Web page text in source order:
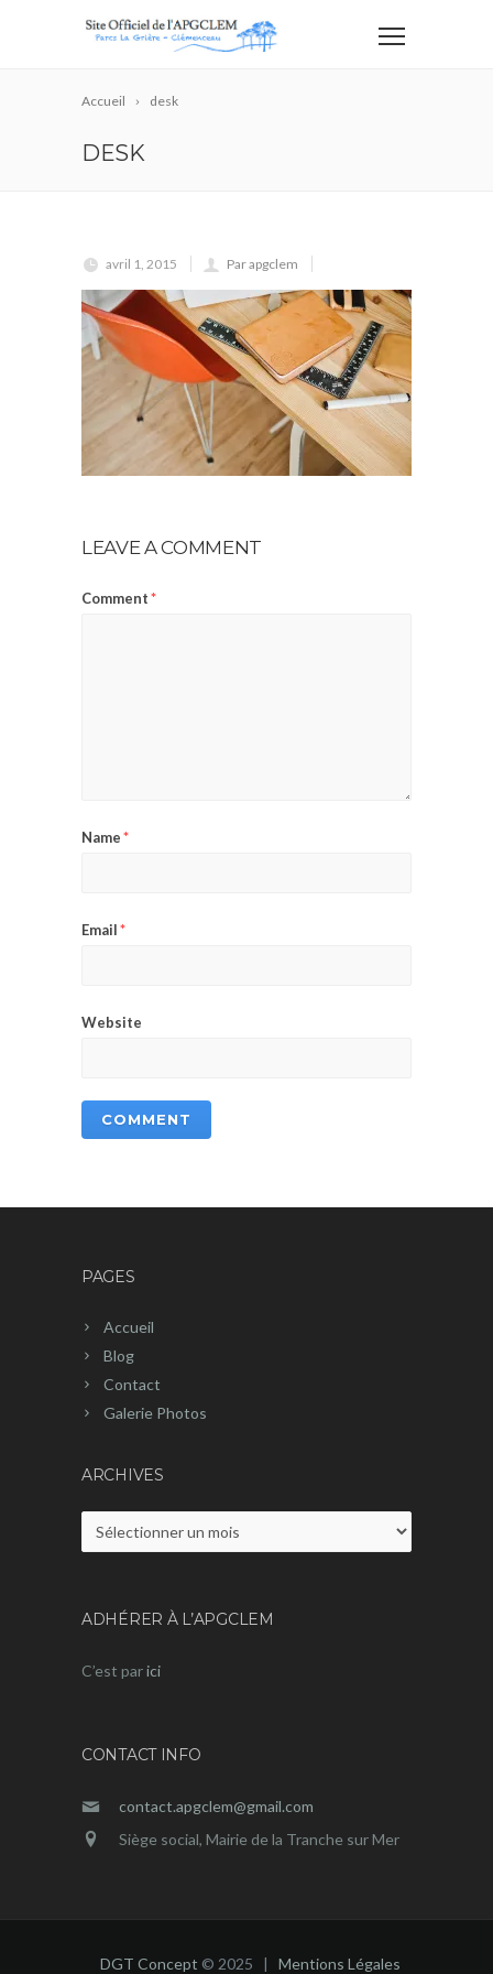
Accueil desk
DESK
avril 1, 2015 Par apgclem
LEAVE A COMMENT
Comment*
Name*
Email*
Website
PAGES
Accueil
Blog
Contact
Galerie Photos
ARCHIVES
Archives
ADHÉRER À L’APGCLEM
C’est parici
CONTACT INFO
contact.apgclem@gmail.com
Siège social, Mairie de la Tranche sur Mer
DGT Concept © 2025 | Mentions Légales